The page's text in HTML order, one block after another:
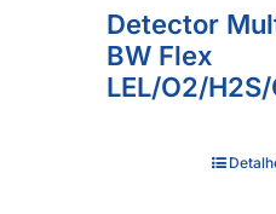
Detector
BW Flex
LEL/O2/H2S/